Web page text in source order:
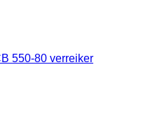
550-80 verreiker